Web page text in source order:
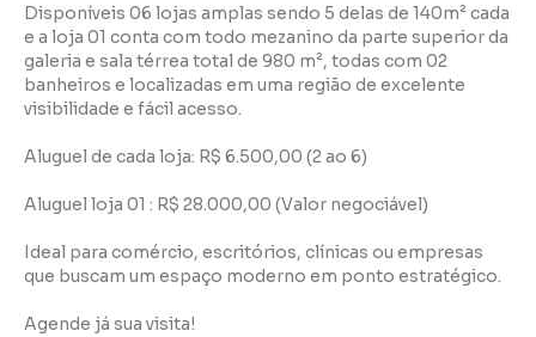
Disponíveis 06 lojas amplas sendo 5 delas de 140m² cada
e a loja 01 conta com todo mezanino da parte superior da
galeria e sala térrea total de 980 m², todas com 02
banheiros e localizadas em uma região de excelente
visibilidade e fácil acesso.
Aluguel de cada loja: R$ 6.500,00 (2 ao 6)
Aluguel loja 01 : R$ 28.000,00 (Valor negociável)
Ideal para comércio, escritórios, clínicas ou empresas
que buscam um espaço moderno em ponto estratégico.
Agende já sua visita!